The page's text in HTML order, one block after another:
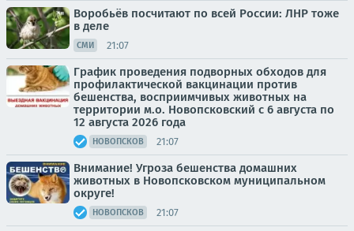
Воробьёв посчитают по всей России: ЛНР тоже
в деле
СМИ 21:07
График проведения подворных обходов для
профилактической вакцинации против
бешенства, восприимчивых животных на
территории м.о. Новопсковский с 6 августа по
12 августа 2026 года
НОВОПСКОВ 21:07
Внимание! Угроза бешенства домашних
животных в Новопсковском муниципальном
округе!
НОВОПСКОВ 21:07